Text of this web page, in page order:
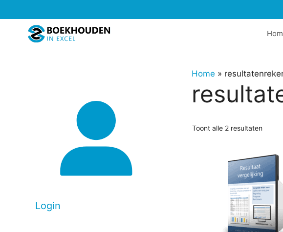
naar
Home »
Toont alle 2 resultaten
Login